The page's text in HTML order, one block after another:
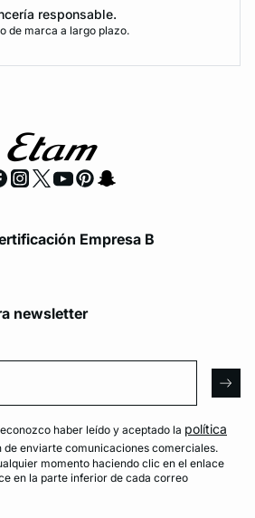
responsable.
de marca a largo plazo.
Empresa B
newsletter
haber leído y aceptado la política
de enviarte comunicaciones comerciales.
momento haciendo clic en el enlace
en la parte inferior de cada correo